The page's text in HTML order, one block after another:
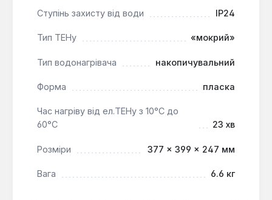
Ступінь захисту від води IP24
Тип ТЕНу «мокрий»
Тип водонагрівача накопичувальний
Форма пласка
Час нагріву від ел.ТЕНу з 10°С до
60°С
23 хв
Розміри 377 × 399 × 247 мм
Вага 6.6 кг